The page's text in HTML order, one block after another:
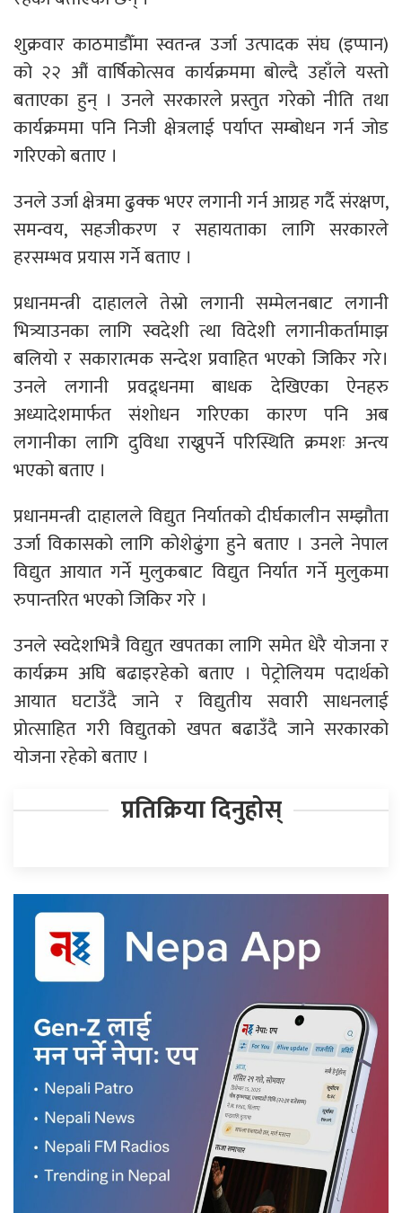
शुक्रवार काठमाडौँमा स्वतन्त्र उर्जा उत्पादक संघ (इप्पान)
को २२ औं वार्षिकोत्सव कार्यक्रममा बोल्दै उहाँले यस्तो
बताएका हुन् । उनले सरकारले प्रस्तुत गरेको नीति तथा
कार्यक्रममा पनि निजी क्षेत्रलाई पर्याप्त सम्बोधन गर्न जोड
गरिएको बताए ।
उनले उर्जा क्षेत्रमा ढुक्क भएर लगानी गर्न आग्रह गर्दै संरक्षण,
समन्वय, सहजीकरण र सहायताका लागि सरकारले
हरसम्भव प्रयास गर्ने बताए ।
प्रधानमन्त्री दाहालले तेस्रो लगानी सम्मेलनबाट लगानी
भित्र्याउनका लागि स्वदेशी त्था विदेशी लगानीकर्तामाझ
बलियो र सकारात्मक सन्देश प्रवाहित भएको जिकिर गरे।
उनले लगानी प्रवद्र्धनमा बाधक देखिएका ऐनहरु
अध्यादेशमार्फत संशोधन गरिएका कारण पनि अब
लगानीका लागि दुविधा राख्नुपर्ने परिस्थिति क्रमशः अन्त्य
भएको बताए ।
प्रधानमन्त्री दाहालले विद्युत निर्यातको दीर्घकालीन सम्झौता
उर्जा विकासको लागि कोशेढुंगा हुने बताए । उनले नेपाल
विद्युत आयात गर्ने मुलुकबाट विद्युत निर्यात गर्ने मुलुकमा
रुपान्तरित भएको जिकिर गरे ।
उनले स्वदेशभित्रै विद्युत खपतका लागि समेत धेरै योजना र
कार्यक्रम अघि बढाइरहेको बताए । पेट्रोलियम पदार्थको
आयात घटाउँदै जाने र विद्युतीय सवारी साधनलाई
प्रोत्साहित गरी विद्युतको खपत बढाउँदै जाने सरकारको
योजना रहेको बताए ।
प्रतिक्रिया दिनुहोस्